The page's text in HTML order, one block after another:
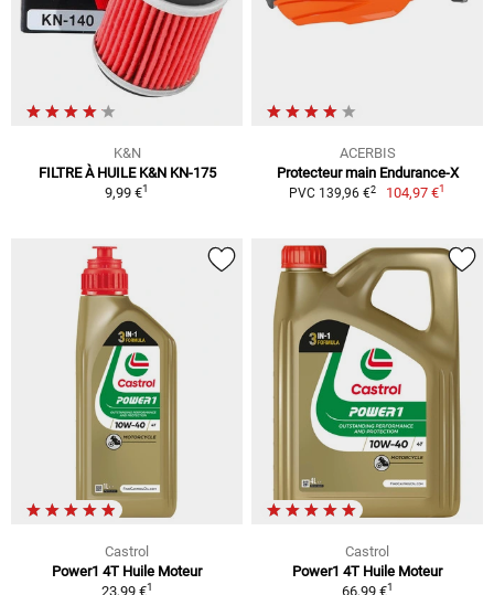
K&N
FILTRE À HUILE K&N KN-175
9,99 €1
ACERBIS
Protecteur main Endurance-X
PVC 139,96 €2 104,97 €1
Castrol
Power1 4T Huile Moteur
23,99 €1
Castrol
Power1 4T Huile Moteur
66,99 €1